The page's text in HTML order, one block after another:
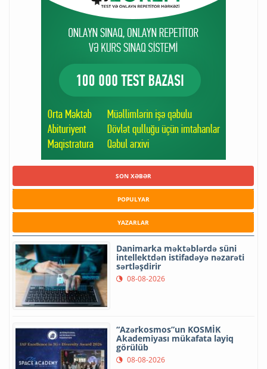
SON XƏBƏR
POPULYAR
YAZARLAR
Danimarka məktəblərdə süni
intellektdən istifadəyə nəzarəti
sərtləşdirir
08-08-2026
“Azərkosmos”un KOSMİK
Akademiyası mükafata layiq
görülüb
08-08-2026